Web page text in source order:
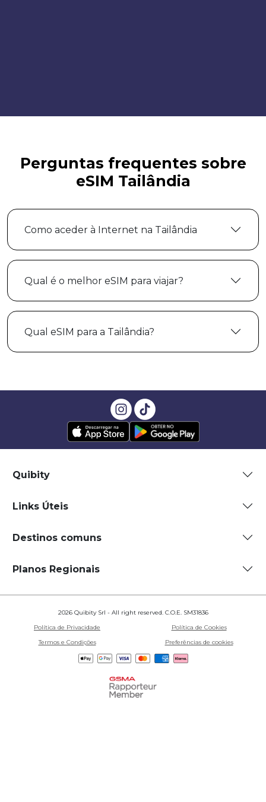
Perguntas frequentes sobre
eSIM Tailândia
Como aceder à Internet na Tailândia
Qual é o melhor eSIM para viajar?
Qual eSIM para a Tailândia?
Quibity
Links Úteis
Destinos comuns
Planos Regionais
2026 Quibity Srl - All right reserved. C.O.E. SM31836
Política de Privacidade
Política de Cookies
Termos e Condições
Preferências de cookies